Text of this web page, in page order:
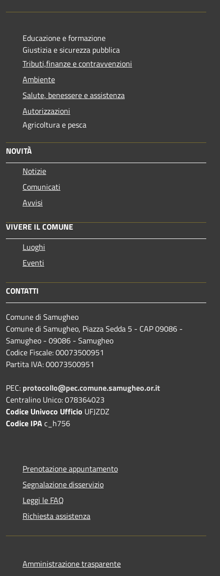
Educazione e formazione
Giustizia e sicurezza pubblica
Tributi,finanze e contravvenzioni
Ambiente
Salute, benessere e assistenza
Autorizzazioni
Agricoltura e pesca
NOVITÀ
Notizie
Comunicati
Avvisi
VIVERE IL COMUNE
Luoghi
Eventi
CONTATTI
Comune di Samugheo
Comune di Samugheo, Piazza Sedda 5 - CAP 09086 -
Samugheo - 09086 - Samugheo
Codice Fiscale: 00073500951
Partita IVA: 00073500951
PEC: protocollo@pec.comune.samugheo.or.it
Centralino Unico: 078364023
Codice Univoco Ufficio UFJZDZ
Codice IPAc_h756
Prenotazione appuntamento
Segnalazione disservizio
Leggi le FAQ
Richiesta assistenza
Amministrazione trasparente